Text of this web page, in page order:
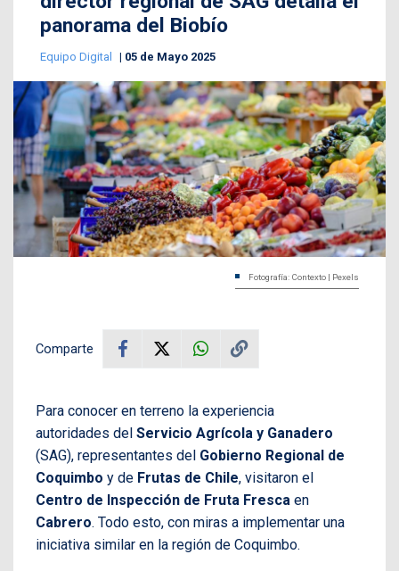
panorama del Biobío
Equipo Digital 05 de Mayo 2025
Fotografía: Contexto | Pexels
Comparte
Para conocer en terreno la experiencia
autoridades del Servicio Agrícola y Ganadero
(SAG), representantes del Gobierno Regional de
Coquimbo y de Frutas de Chile, visitaron el
Centro de Inspección de Fruta Fresca en
Cabrero. Todo esto, con miras a implementar una
iniciativa similar en la región de Coquimbo.